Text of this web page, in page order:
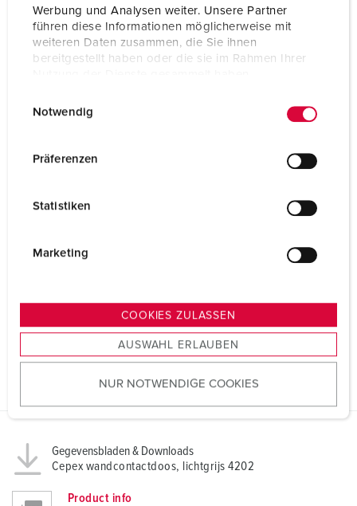
Werbung und Analysen weiter. Unsere Partner
führen diese Informationen möglicherweise mit
weiteren Daten zusammen, die Sie ihnen
bereitgestellt haben oder die sie im Rahmen Ihrer
s
u
w
h
l
Notwendig
Präferenzen
Statistiken
Marketing
COOKIES ZULASSEN
AUSWAHL ERLAUBEN
NUR NOTWENDIGE COOKIES
Gegevensbladen & Downloads
Cepex wandcontactdoos, lichtgrijs 4202
Product info